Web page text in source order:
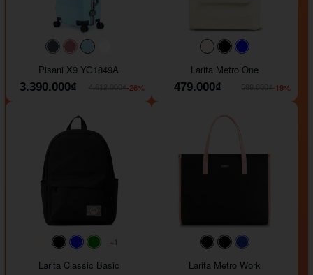
#40454a#b76e79
#9ad8e7
Pisani X9 YG1849A
3.390.000₫
-26%
#faf0e6#000000
Larita Metro One
479.000₫
-19%
#faf0e6
#000000#0000FF#008000
+1
Larita Classic Basic
#000000#000000
Larita Metro Work